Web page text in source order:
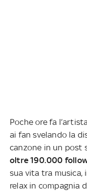
Poche ore fa
ai fan svelando la
canzone in un post
oltre 190.000
sua vita tra musica,
relax in compagnia